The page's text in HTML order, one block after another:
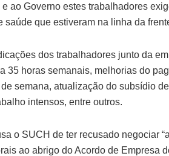
ao Governo estes trabalhadores
saúde que estiveram na linha da
dos trabalhadores junto da
35 horas semanais, melhorias do
semana, atualização do subsídio
intensos, entre outros.
o SUCH de ter recusado negociar
ao abrigo do Acordo de Empresa